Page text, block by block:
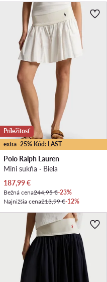
extra -25% Kód: LAST
Príležitosť
Polo Ralph Lauren
Mini sukňa · Biela
Aktuálna cena
187,99€
Bežná cena244,95 €-23%
Najnižšia cena213,99 €-12%